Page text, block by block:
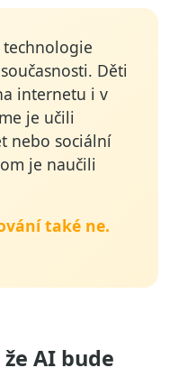
Děti
internetu i v
je učili
nebo sociální
je naučili
také ne.
AI bude